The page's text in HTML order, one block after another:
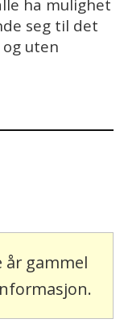
ha mulighet
seg til det
uten
år gammel